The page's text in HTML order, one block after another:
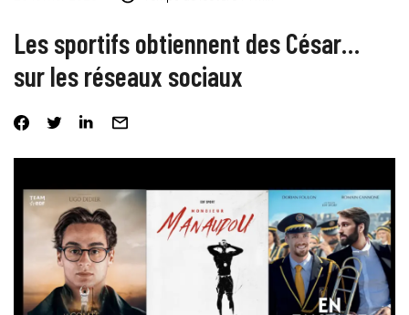
Les sportifs obtiennent des César…
sur les réseaux sociaux